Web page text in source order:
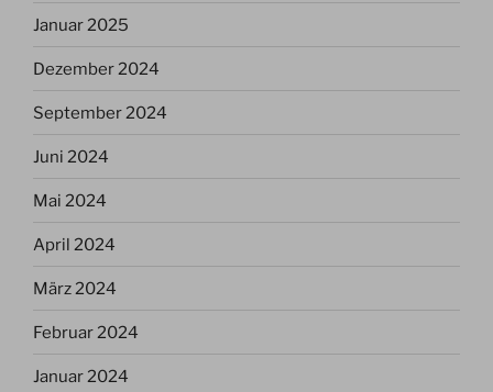
Januar 2025
Dezember 2024
September 2024
Juni 2024
Mai 2024
April 2024
März 2024
Februar 2024
Januar 2024